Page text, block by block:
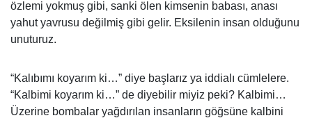
özlemi yokmuş gibi, sanki ölen kimsenin babası, anası
yahut yavrusu değilmiş gibi gelir. Eksilenin insan olduğunu
unuturuz.
“Kalıbımı koyarım ki…” diye başlarız ya iddialı cümlelere.
“Kalbimi koyarım ki…” de diyebilir miyiz peki? Kalbimi…
Üzerine bombalar yağdırılan insanların göğsüne kalbini